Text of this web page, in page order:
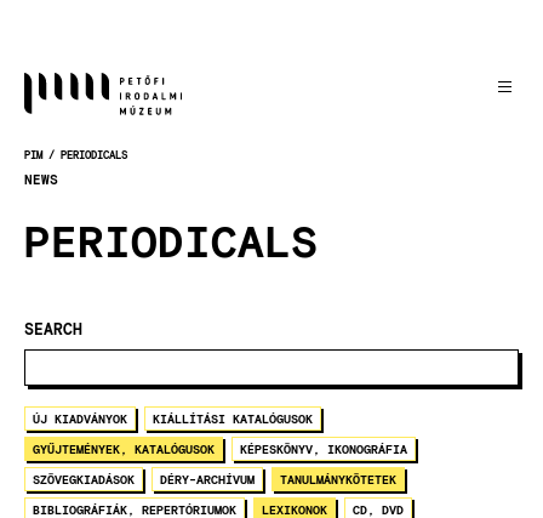
obsah
PIM PERIODICALS
NEWS
PERIODICALS
SEARCH
ÚJ KIADVÁNYOK KIÁLLÍTÁSI KATALÓGUSOK
GYŰJTEMÉNYEK, KATALÓGUSOK KÉPESKÖNYV, IKONOGRÁFIA
SZÖVEGKIADÁSOK DÉRY-ARCHÍVUM TANULMÁNYKÖTETEK
BIBLIOGRÁFIÁK, REPERTÓRIUMOK LEXIKONOK CD, DVD